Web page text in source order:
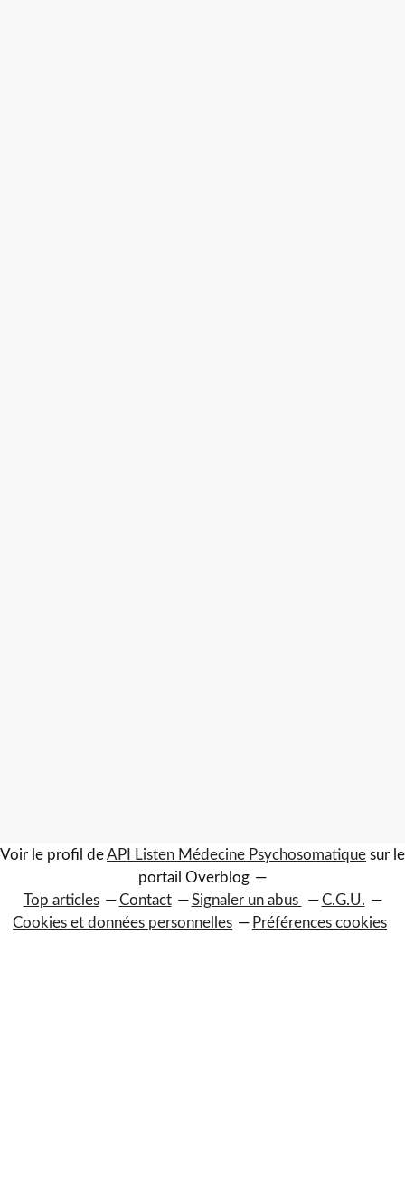
Voir le profil deAPI Listen Médecine Psychosomatique sur le
portail Overblog
Top articles
Contact Signaler un abus
C.G.U.
Cookies et données personnelles
Préférences cookies